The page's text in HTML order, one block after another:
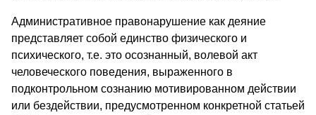
Административное правонарушение как деяние
представляет собой единство физического и
психического, т.е. это осознанный, волевой акт
человеческого поведения, выраженного в
подконтрольном сознанию мотивированном действии
или бездействии, предусмотренном конкретной статьей